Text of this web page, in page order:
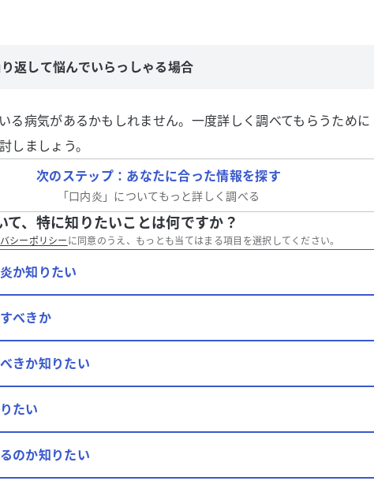
返して悩んでいらっしゃる場合
る病気があるかもしれません。一度詳しく調べてもらうために
しましょう。
次のステップ：あなたに合った情報を探す
「口内炎 」についてもっと詳しく調べる
て、特に知りたいことは何ですか？
シーポリシー に同意のうえ、もっとも当てはまる項目を選択してください。
か知りたい
べきか
きか知りたい
たい
のか知りたい